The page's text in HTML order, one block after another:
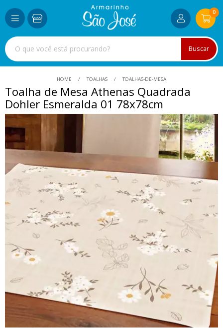
Buscar
0
HOME TOALHAS TOALHAS-DE-MESA
Toalha de Mesa Athenas Quadrada
Dohler Esmeralda 01 78x78cm